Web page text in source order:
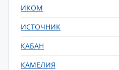
ИКОМ
ИСТОЧНИК
КАБАН
КАМЕЛИЯ